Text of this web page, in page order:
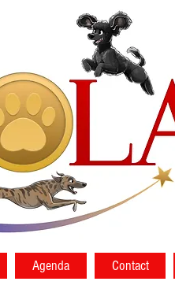
Agenda Contact